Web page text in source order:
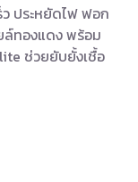
ว ประหยัดไฟ ฟอก
ทองแดง พร้อม
ช่วยยับยั้งเชื้อ